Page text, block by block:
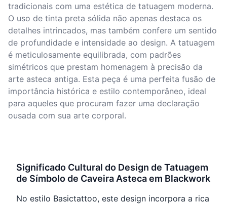
tradicionais com uma estética de tatuagem moderna.
O uso de tinta preta sólida não apenas destaca os
detalhes intrincados, mas também confere um sentido
de profundidade e intensidade ao design. A tatuagem
é meticulosamente equilibrada, com padrões
simétricos que prestam homenagem à precisão da
arte asteca antiga. Esta peça é uma perfeita fusão de
importância histórica e estilo contemporâneo, ideal
para aqueles que procuram fazer uma declaração
ousada com sua arte corporal.
Significado Cultural do Design de Tatuagem
de Símbolo de Caveira Asteca em Blackwork
No estilo Basictattoo, este design incorpora a rica